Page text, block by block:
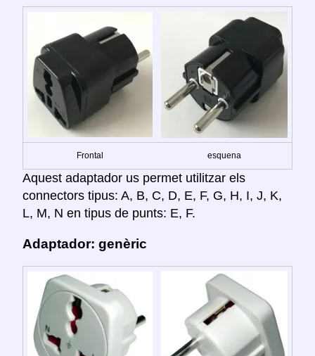
Frontal esquena
Aquest adaptador us permet utilitzar els
connectors tipus: A, B, C, D, E, F, G, H, I, J, K,
L, M, N en tipus de punts: E, F.
Adaptador: genèric